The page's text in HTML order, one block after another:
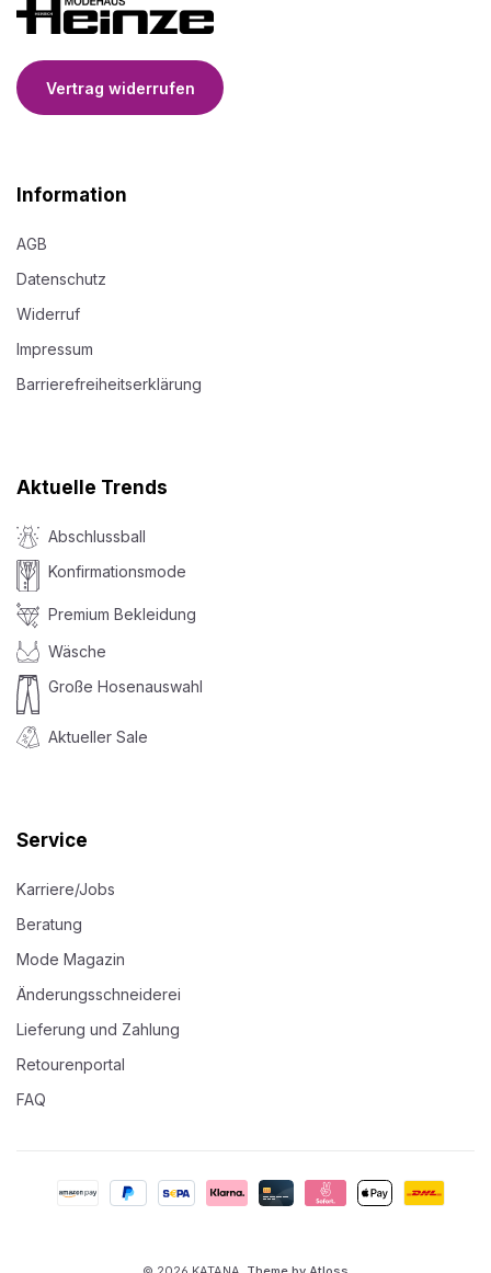
Vertrag widerrufen
Information
AGB
Datenschutz
Widerruf
Impressum
Barrierefreiheitserklärung
Aktuelle Trends
Abschlussball
Konfirmationsmode
Premium Bekleidung
Wäsche
Große Hosenauswahl
Aktueller Sale
Service
Karriere/Jobs
Beratung
Mode Magazin
Änderungsschneiderei
Lieferung und Zahlung
Retourenportal
FAQ